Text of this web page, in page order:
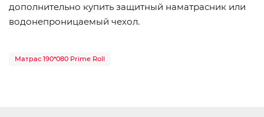
дополнительно купить защитный наматрасник или
водонепроницаемый чехол.
Матрас 190*080 Prime Roll